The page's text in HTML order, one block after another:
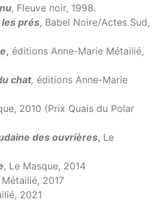
, Fleuve noir, 1998.
les prés, Babel Noire/Actes Sud,
, éditions Anne-Marie Métailié,
chat, éditions Anne-Marie
2010 (Prix Quais du Polar
des ouvrières, Le
, Le Masque, 2014
Métailié, 2017
2021